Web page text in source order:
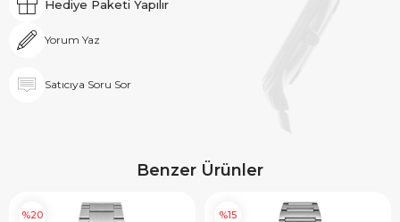
Hediye Paketi Yapılır
Yorum Yaz
Satıcıya Soru Sor
Benzer Ürünler
%20 %15